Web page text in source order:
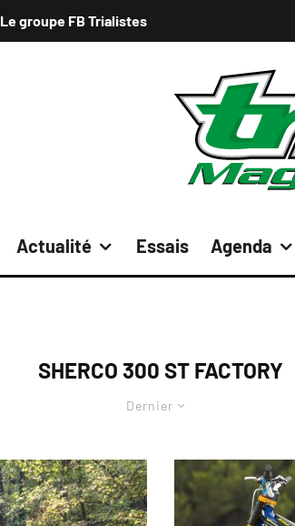
Le groupe FB Trialistes
Actualité Essais Agenda
SHERCO 300 ST FACTORY
Dernier